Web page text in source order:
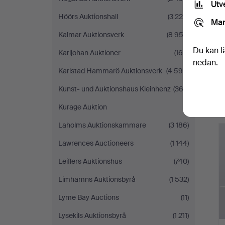
Höörs Auktionshall
(3 220)
Kalmar Auktionsverk
(8 952)
Karljohan Auktioner
(166)
Karlstad Hammarö Auktionsverk (4 590)
Kunst- und Auktionshaus Kleinhenz (363)
Kurage Auktion
Laholms Auktionskammare
(3 186)
Lawrences Auctioneers
(1 144)
Leiflers Auktionshus
(740)
Limhamns Auktionsbyrå
(1 532)
Lyme Bay Auctions
(11)
Lysekils Auktionsbyrå
(1 211)
Du kan
nedan.